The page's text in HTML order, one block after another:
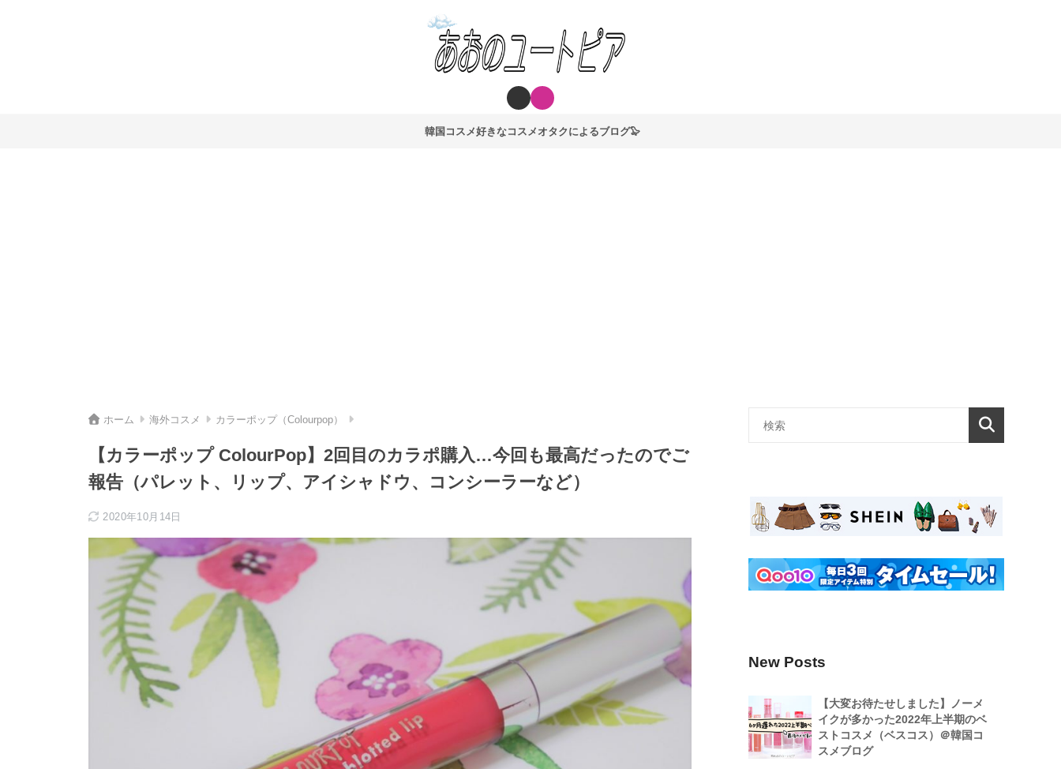
韓国コスメ好きなコスメオタクによるブログ🦭
ホーム 海外コスメ カラーポップ（Colourpop）
【カラーポップ ColourPop】2回目のカラポ購入…今回も最高だったのでご
報告（パレット、リップ、アイシャドウ、コンシーラーなど）
2020年10月14日
New Posts
【大変お待たせしました】ノーメ
イクが多かった2022年上半期のベ
ストコスメ（ベスコス）＠韓国コ
スメブログ